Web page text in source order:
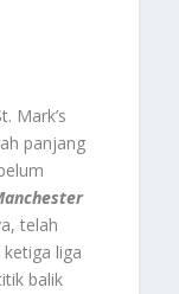
Mark’s
panjang
telah
liga
balik